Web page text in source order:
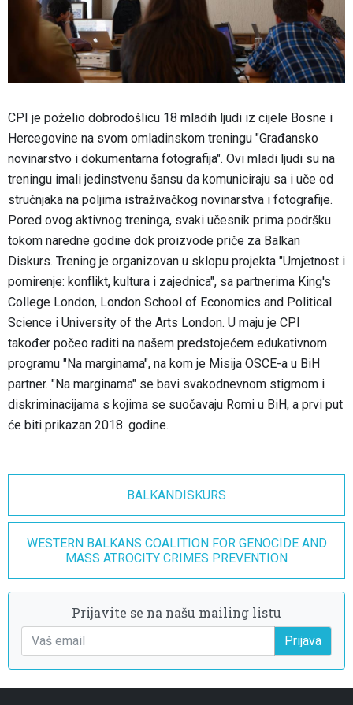
CPI je poželio dobrodošlicu 18 mladih ljudi iz cijele Bosne i
Hercegovine na svom omladinskom treningu "Građansko
novinarstvo i dokumentarna fotografija". Ovi mladi ljudi su na
treningu imali jedinstvenu šansu da komuniciraju sa i uče od
stručnjaka na poljima istraživačkog novinarstva i fotografije.
Pored ovog aktivnog treninga, svaki učesnik prima podršku
tokom naredne godine dok proizvode priče za Balkan
Diskurs. Trening je organizovan u sklopu projekta "Umjetnost i
pomirenje: konflikt, kultura i zajednica", sa partnerima King's
College London, London School of Economics and Political
Science i University of the Arts London. U maju je CPI
također počeo raditi na našem predstojećem edukativnom
programu "Na marginama", na kom je Misija OSCE-a u BiH
partner. "Na marginama" se bavi svakodnevnom stigmom i
diskriminacijama s kojima se suočavaju Romi u BiH, a prvi put
će biti prikazan 2018. godine.
BALKANDISKURS
WESTERN BALKANS COALITION FOR GENOCIDE AND
MASS ATROCITY CRIMES PREVENTION
Prijavite se na našu mailing listu
Prijava